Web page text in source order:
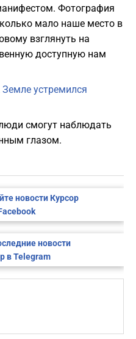
Фотография
мало наше место в
взглянуть на
доступную нам
Земле устремился
смогут наблюдать
глазом.
новости Курсор
новости
в Telegram